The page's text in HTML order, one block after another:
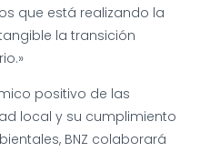
que está realizando la
la transición
positivo de las
local y su cumplimiento
BNZ colaborará